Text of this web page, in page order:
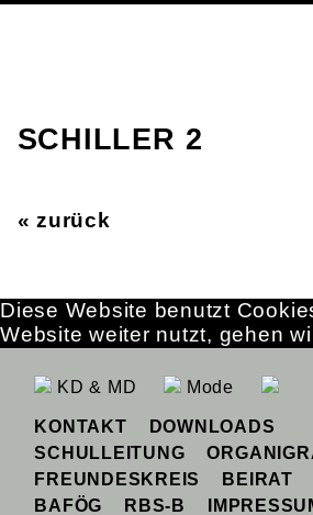
SCHILLER 2
« zurück
KD & MD Mode
KONTAKT
DOWNLOADS
SCHULLEITUNG
FREUNDESKREIS
BEIRAT
BAFÖG
RBS-B
Diese Website benutzt
Website weiter nutzt, gehen